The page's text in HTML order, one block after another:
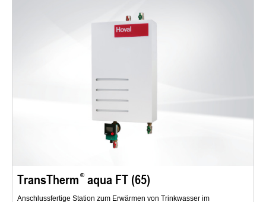
TransTherm aqua FT (65)
Anschlussfertige Station zum Erwärmen von Trinkwasser im